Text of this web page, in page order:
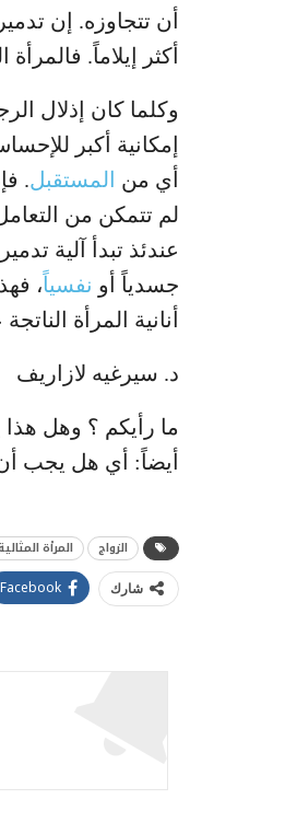
أن تتجاوزه. إن
أكثر إيلاماً.
وكلما كان إذلال
إمكانية أكبر
أي من المستقبل.
لم تتمكن من
عندئذ تبدأ آلية
جسدياً أو نفسياً،
أنانية المرأة
د. سيرغيه لازاريف
ما رأيكم ؟ وهل
أيضاً: أي هل يجب أن
الزواج المرأة
شارك Facebook